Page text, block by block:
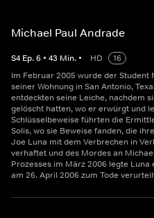
Michael Paul Andrade
S4 Ep.6 • 43 Min. • HD
16
Im Februar 2005 wurde der Student
seiner Wohnung in San Antonio,
entdeckten seine Leiche, nachdem
gelöscht hatten, wo er erwürgt und
Schlüsselbeweise führten die
Solis, wo sie Beweise fanden, die
Joe Luna mit dem Verbrechen in
verhaftet und des Mordes an
Prozesses im März 2006 legte Luna
am 26. April 2006 zum Tode